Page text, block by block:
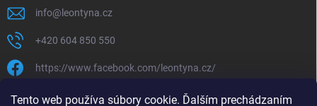
Tento web používa súbory cookie. Ďalším prechádzaním
info@ leontyna.cz
+420 604 850 550
https://www.facebook.com/leontyna.cz/
leontyna.cz